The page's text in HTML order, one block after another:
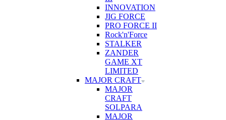
INNOVATION
JIG FORCE
PRO FORCE II
Rock'n'Force
STALKER
ZANDER
GAME XT
LIMITED
MAJOR CRAFT
MAJOR
CRAFT
SOLPARA
MAJOR